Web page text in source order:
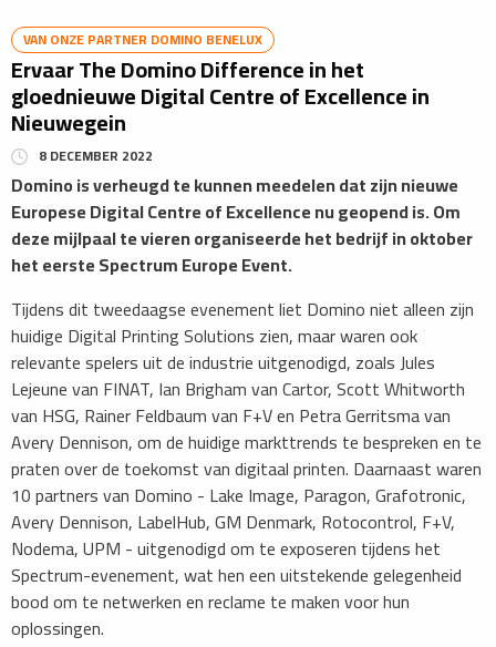
VAN ONZE PARTNER DOMINO BENELUX
Ervaar The Domino Difference in het
gloednieuwe Digital Centre of Excellence in
Nieuwegein
8 DECEMBER 2022
Domino is verheugd te kunnen meedelen dat zijn nieuwe
Europese Digital Centre of Excellence nu geopend is. Om
deze mijlpaal te vieren organiseerde het bedrijf in oktober
het eerste Spectrum Europe Event.
Tijdens dit tweedaagse evenement liet Domino niet alleen zijn
huidige Digital Printing Solutions zien, maar waren ook
relevante spelers uit de industrie uitgenodigd, zoals Jules
Lejeune van FINAT, Ian Brigham van Cartor, Scott Whitworth
van HSG, Rainer Feldbaum van F+V en Petra Gerritsma van
Avery Dennison, om de huidige markttrends te bespreken en te
praten over de toekomst van digitaal printen. Daarnaast waren
10 partners van Domino - Lake Image, Paragon, Grafotronic,
Avery Dennison, LabelHub, GM Denmark, Rotocontrol, F+V,
Nodema, UPM - uitgenodigd om te exposeren tijdens het
Spectrum-evenement, wat hen een uitstekende gelegenheid
bood om te netwerken en reclame te maken voor hun
oplossingen.